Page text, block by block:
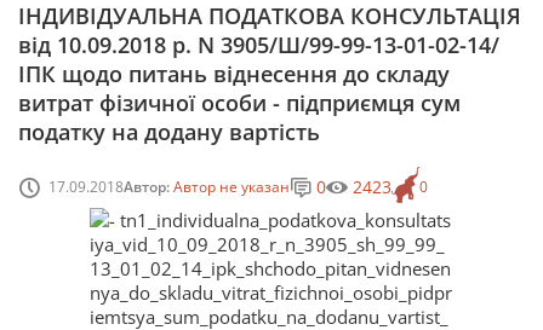
ІНДИВІДУАЛЬНА ПОДАТКОВА КОНСУЛЬТАЦІЯ
від 10.09.2018 р. N 3905/Ш/99-99-13-01-02-14/
ІПК щодо питань віднесення до складу
витрат фізичної особи - підприємця сум
податку на додану вартість
17.09.2018Автор:Автор не указан 0
0 2423